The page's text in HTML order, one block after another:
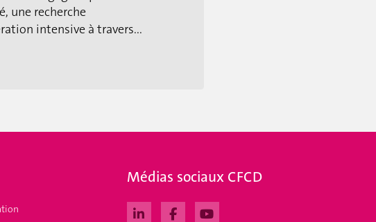
une recherche
intensive à travers...
Médias sociaux CFCD